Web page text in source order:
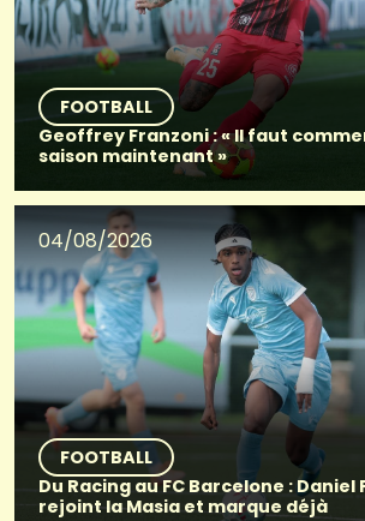
FOOTBALL
Geoffrey Franzoni : « Il faut
saison maintenant »
04/08/2026
FOOTBALL
Du Racing au FC Barcelone : Daniel
rejoint la Masia et marque déjà